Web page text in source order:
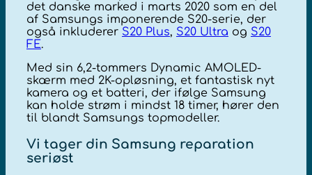
det danske marked i marts 2020 som en del
af Samsungs imponerende S20-serie, der
også inkluderer S20 Plus, S20 Ultra og S20
FE.
Med sin 6,2-tommers Dynamic AMOLED-
skærm med 2K-opløsning, et fantastisk nyt
kamera og et batteri, der ifølge Samsung
kan holde strøm i mindst 18 timer, hører den
til blandt Samsungs topmodeller.
Vi tager din Samsung reparation
seriøst